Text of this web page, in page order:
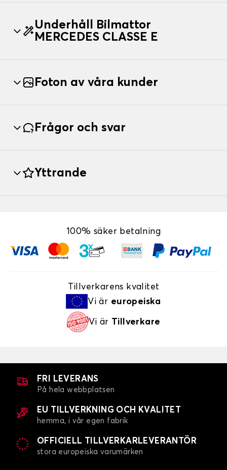
Underhåll Bilmattor
MERCEDES CLASSE E
Foton av våra kunder
Frågor och svar
Yttrande
100% säker betalning
Tillverkarens kvalitet
Vi är europeiska
Vi är Tillverkare
FRI LEVERANS
På hela webbplatsen
EU TILLVERKNING OCH KVALITET
hemma, i vår egen fabrik
OFFICIELL TILLVERKARLEVERANTÖR
stora europeiska varumärken